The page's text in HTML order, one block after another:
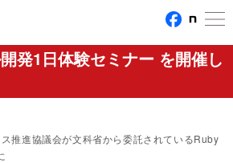
発1日体験セミナー を開催し
推進協議会が文科省から委託されているRuby